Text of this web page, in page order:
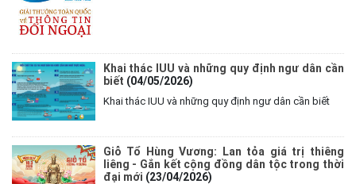
Khai thác IUU và những quy định ngư dân cần
biết (04/05/2026)
Khai thác IUU và những quy định ngư dân cần biết
Giỗ Tổ Hùng Vương: Lan tỏa giá trị thiêng
liêng - Gắn kết cộng đồng dân tộc trong thời
đại mới (23/04/2026)